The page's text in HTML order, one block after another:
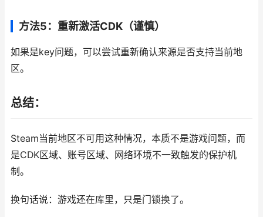
方法5：重新激活CDK（谨慎）
如果是key问题，可以尝试重新确认来源是否支持当前地
区。
总结：
Steam当前地区不可用这种情况，本质不是游戏问题，而
是CDK区域、账号区域、网络环境不一致触发的保护机
制。
换句话说：游戏还在库里，只是门锁换了。